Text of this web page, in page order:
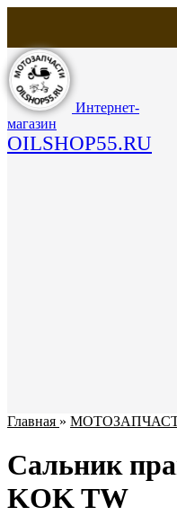
Интернет-
магазин
OILSHOP55.RU
Главная »
Сальник
KOK TW